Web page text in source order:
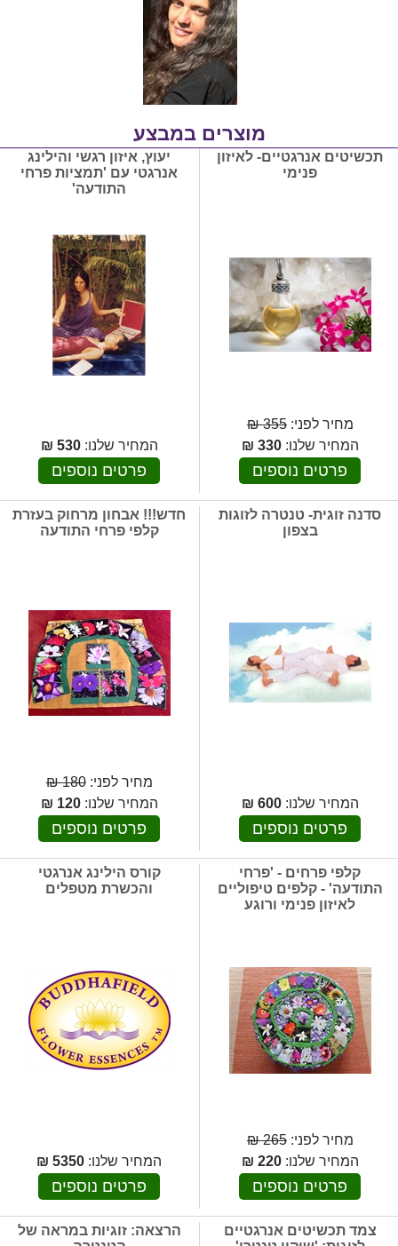
מוצרים במבצע
תכשיטים אנרגטיים- לאיזון
פנימי
מחיר לפני:355 ₪
המחיר שלנו:330
₪
פרטים נוספים
יעוץ, איזון רגשי והילינג
אנרגטי עם 'תמציות פרחי
התודעה'
המחיר שלנו:530
₪
פרטים נוספים
סדנה זוגית- טנטרה לזוגות
בצפון
המחיר שלנו:600
₪
פרטים נוספים
חדש!!! אבחון מרחוק בעזרת
קלפי פרחי התודעה
מחיר לפני:180 ₪
המחיר שלנו:120
₪
פרטים נוספים
קלפי פרחים - 'פרחי
התודעה' - קלפים טיפוליים
לאיזון פנימי ורוגע
מחיר לפני:265 ₪
המחיר שלנו:220
₪
פרטים נוספים
קורס הילינג אנרגטי
והכשרת מטפלים
המחיר שלנו: 5350
₪
פרטים נוספים
צמד תכשיטים אנרגטיים
הרצאה: זוגיות במראה של